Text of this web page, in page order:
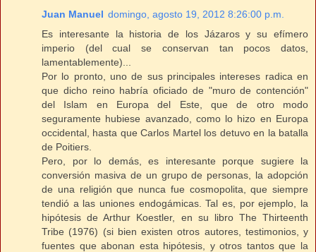
Juan Manuel domingo, agosto 19, 2012 8:26:00 p.m.
Es interesante la historia de los Jázaros y su efímero
imperio (del cual se conservan tan pocos datos,
lamentablemente)...
Por lo pronto, uno de sus principales intereses radica en
que dicho reino habría oficiado de "muro de contención"
del Islam en Europa del Este, que de otro modo
seguramente hubiese avanzado, como lo hizo en Europa
occidental, hasta que Carlos Martel los detuvo en la batalla
de Poitiers.
Pero, por lo demás, es interesante porque sugiere la
conversión masiva de un grupo de personas, la adopción
de una religión que nunca fue cosmopolita, que siempre
tendió a las uniones endogámicas. Tal es, por ejemplo, la
hipótesis de Arthur Koestler, en su libro The Thirteenth
Tribe (1976) (si bien existen otros autores, testimonios, y
fuentes que abonan esta hipótesis, y otros tantos que la